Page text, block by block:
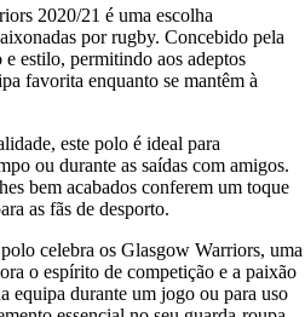
2020/21 é uma escolha
por rugby. Concebido pela
estilo, permitindo aos adeptos
favorita enquanto se mantêm à
este polo é ideal para
ou durante as saídas com amigos.
bem acabados conferem um toque
as fãs de desporto.
celebra os Glasgow Warriors, uma
o espírito de competição e a paixão
equipa durante um jogo ou para uso